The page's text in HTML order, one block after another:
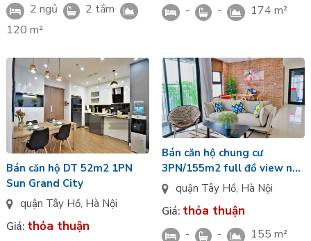
2 ngủ
2 tắm
120 m²
- - 174 m²
Bán căn hộ DT 52m2 1PN
Sun Grand City
quận Tây Hồ, Hà Nội
Giá: thỏa thuận
Bán căn hộ chung cư
3PN/155m2 full đồ view nội
khu tòa S1 Sungrand City
quận Tây Hồ, Hà Nội
Giá: thỏa thuận
- - 155 m²